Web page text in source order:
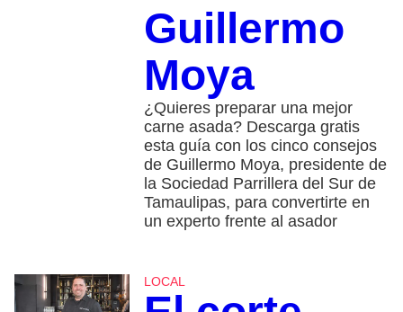
Guillermo
Moya
¿Quieres preparar una mejor
carne asada? Descarga gratis
esta guía con los cinco consejos
de Guillermo Moya, presidente de
la Sociedad Parrillera del Sur de
Tamaulipas, para convertirte en
un experto frente al asador
LOCAL